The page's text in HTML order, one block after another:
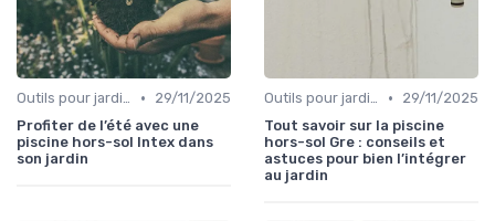
Outils pour jardinage urbain •
29/11/2025
Profiter de l’été avec une
piscine hors-sol Intex dans
son jardin
Outils pour jardinage urbain •
29/11/2025
Tout savoir sur la piscine
hors-sol Gre : conseils et
astuces pour bien l’intégrer
au jardin